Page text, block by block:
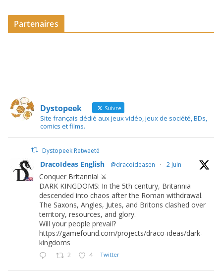
Partenaires
Dystopeek Suivre
Site français dédié aux jeux vidéo, jeux de société, BDs,
comics et films.
Dystopeek Retweeté
DracoIdeas English @dracoideasen · 2 Juin
Conquer Britannia! ⚔️
DARK KINGDOMS: In the 5th century, Britannia
descended into chaos after the Roman withdrawal.
The Saxons, Angles, Jutes, and Britons clashed over
territory, resources, and glory.
Will your people prevail?
https://gamefound.com/projects/draco-ideas/dark-
kingdoms
2 4 Twitter